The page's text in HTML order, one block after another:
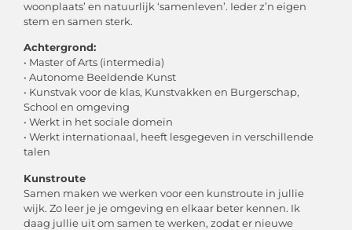
woonplaats’ en natuurlijk ‘samenleven’. Ieder z’n eigen
stem en samen sterk.
Achtergrond:
• Master of Arts (intermedia)
• Autonome Beeldende Kunst
• Kunstvak voor de klas, Kunstvakken en Burgerschap,
School en omgeving
• Werkt in het sociale domein
• Werkt internationaal, heeft lesgegeven in verschillende
talen
Kunstroute
Samen maken we werken voor een kunstroute in jullie
wijk. Zo leer je je omgeving en elkaar beter kennen. Ik
daag jullie uit om samen te werken, zodat er nieuwe